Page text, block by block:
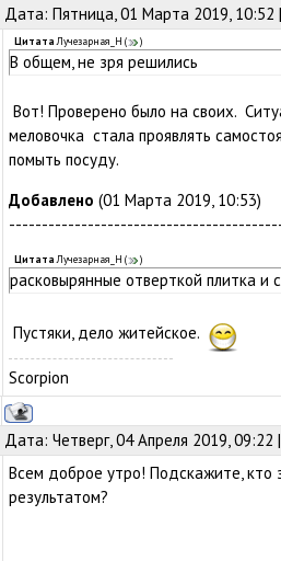
Дата: Пятница, 01 Марта 2019,
Цитата Лучезарная_Н ( )
В общем, не зря решились
Вот! Проверено было на своих.
меловочка стала проявлять
помыть посуду.
Добавлено (01 Марта 2019, 10:53)
Цитата Лучезарная_Н ( )
расковырянные отверткой плитка и
Пустяки, дело житейское.
Scorpion
Дата: Четверг, 04 Апреля 2019,
Всем доброе утро! Подскажите, кто
результатом?